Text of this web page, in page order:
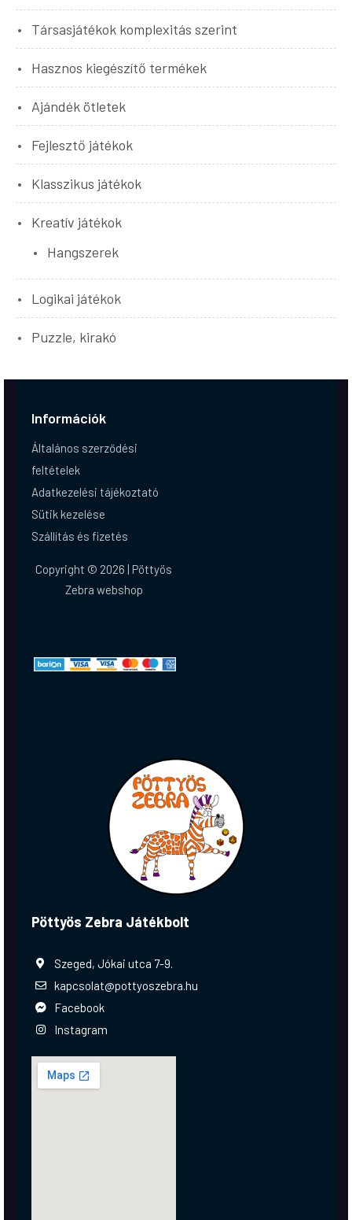
Társasjátékok komplexitás szerint
Hasznos kiegészítő termékek
Ajándék ötletek
Fejlesztő játékok
Klasszikus játékok
Kreatív játékok
Hangszerek
Logikai játékok
Puzzle, kirakó
Információk
Általános szerződési
feltételek
Adatkezelési tájékoztató
Sütik kezelése
Szállítás és fizetés
Copyright © 2026 | Pöttyös
Zebra webshop
Pöttyös Zebra Játékbolt
Szeged, Jókai utca 7-9.
kapcsolat@pottyoszebra.hu
Facebook
Instagram